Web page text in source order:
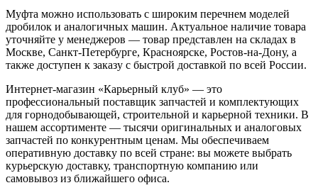
Муфта можно использовать с широким перечнем моделей
дробилок и аналогичных машин. Актуальное наличие товара
уточняйте у менеджеров — товар представлен на складах в
Москве, Санкт-Петербурге, Красноярске, Ростов-на-Дону, а
также доступен к заказу с быстрой доставкой по всей России.
Интернет-магазин «Карьерный клуб» — это
профессиональный поставщик запчастей и комплектующих
для горнодобывающей, строительной и карьерной техники. В
нашем ассортименте — тысячи оригинальных и аналоговых
запчастей по конкурентным ценам. Мы обеспечиваем
оперативную доставку по всей стране: вы можете выбрать
курьерскую доставку, транспортную компанию или
самовывоз из ближайшего офиса.